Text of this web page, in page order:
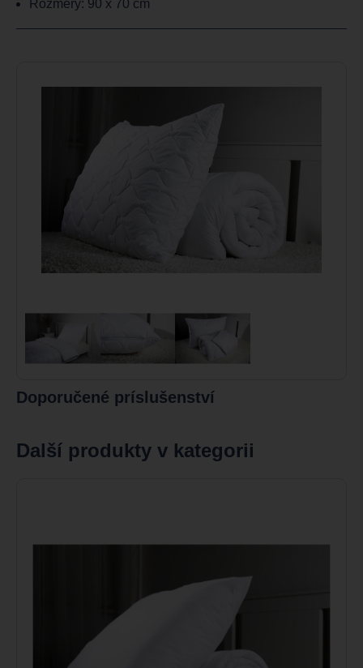
Rozměry: 90 x 70 cm
Doporučené príslušenství
Další produkty v kategorii